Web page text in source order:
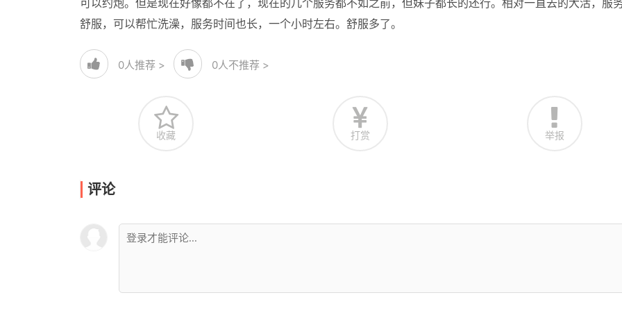
可以约炮。但是现在好像都不在了，现在的几个服务都不如之前，但妹子都长的还行。相对一直去的大活，服
舒服，可以帮忙洗澡，服务时间也长，一个小时左右。舒服多了。
0人推荐 > 0人不推荐 >
收藏 打赏 举报
评论